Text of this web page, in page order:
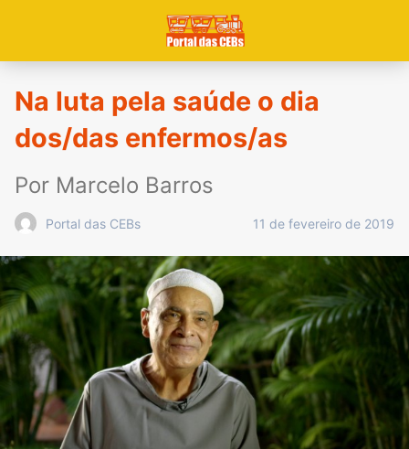
Na luta pela saúde o dia
dos/das enfermos/as
Por Marcelo Barros
Portal das CEBs 11 de fevereiro de 2019